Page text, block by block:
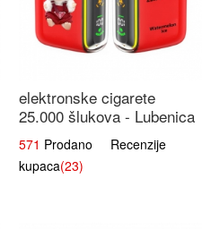
elektronske cigarete
25.000 šlukova - Lubenica
Led | Osježavajući Ljetni
Okus
571 Prodano Recenzije
kupaca(23)